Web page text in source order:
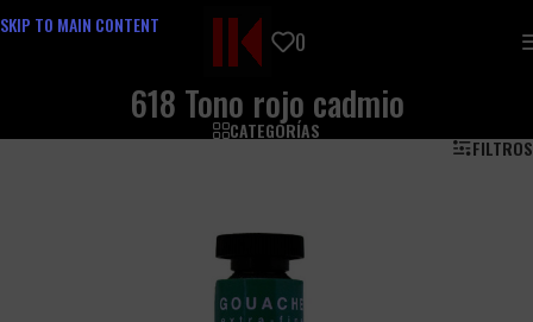
SKIP TO MAIN CONTENT
0
618 Tono rojo cadmio
CATEGORÍAS
FILTROS